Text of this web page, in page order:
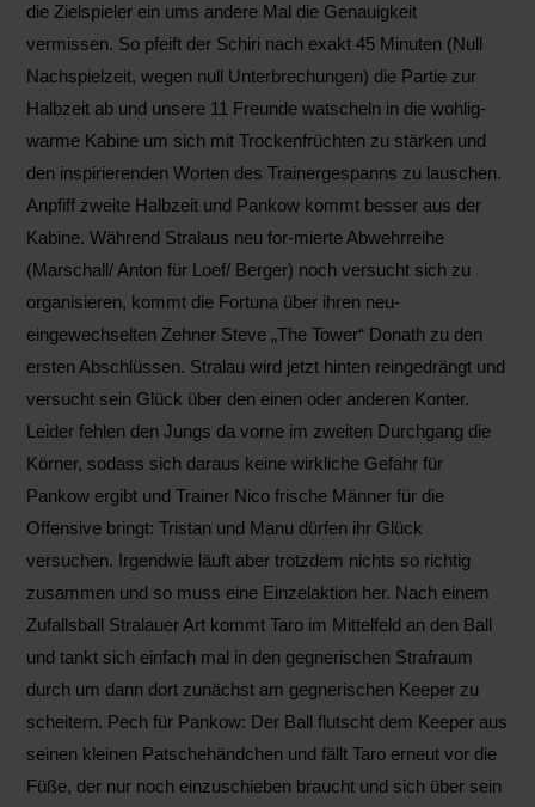
die Zielspieler ein ums andere Mal die Genauigkeit
vermissen. So pfeift der Schiri nach exakt 45 Minuten (Null
Nachspielzeit, wegen null Unterbrechungen) die Partie zur
Halbzeit ab und unsere 11 Freunde watscheln in die wohlig-
warme Kabine um sich mit Trockenfrüchten zu stärken und
den inspirierenden Worten des Trainergespanns zu lauschen.
Anpfiff zweite Halbzeit und Pankow kommt besser aus der
Kabine. Während Stralaus neu for-mierte Abwehrreihe
(Marschall/ Anton für Loef/ Berger) noch versucht sich zu
organisieren, kommt die Fortuna über ihren neu-
eingewechselten Zehner Steve „The Tower“ Donath zu den
ersten Abschlüssen. Stralau wird jetzt hinten reingedrängt und
versucht sein Glück über den einen oder anderen Konter.
Leider fehlen den Jungs da vorne im zweiten Durchgang die
Körner, sodass sich daraus keine wirkliche Gefahr für
Pankow ergibt und Trainer Nico frische Männer für die
Offensive bringt: Tristan und Manu dürfen ihr Glück
versuchen. Irgendwie läuft aber trotzdem nichts so richtig
zusammen und so muss eine Einzelaktion her. Nach einem
Zufallsball Stralauer Art kommt Taro im Mittelfeld an den Ball
und tankt sich einfach mal in den gegnerischen Strafraum
durch um dann dort zunächst am gegnerischen Keeper zu
scheitern. Pech für Pankow: Der Ball flutscht dem Keeper aus
seinen kleinen Patschehändchen und fällt Taro erneut vor die
Füße, der nur noch einzuschieben braucht und sich über sein